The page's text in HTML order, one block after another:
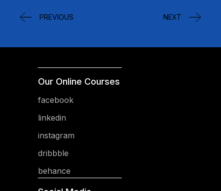
PREVIOUS NEXT
Our Online Courses
facebook
linkedin
instagram
dribbble
behance